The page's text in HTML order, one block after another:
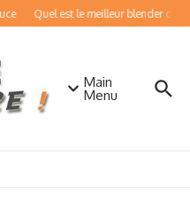
Quel est le meilleur blender
Main
Menu